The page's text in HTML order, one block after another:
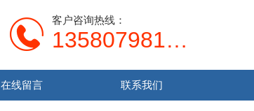
客户咨询热线：
13580798107
在线留言 联系我们